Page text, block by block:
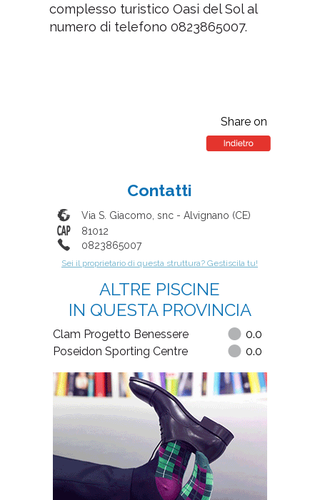
complesso turistico Oasi del Sol al
numero di telefono 0823865007.
Share on
Contatti
Via S. Giacomo, snc- Alvignano (CE)
81012
0823865007
Sei il proprietario di questa struttura? Gestiscila tu!
ALTRE PISCINE
IN QUESTA PROVINCIA
Clam Progetto Benessere
0.0
Poseidon Sporting Centre
0.0